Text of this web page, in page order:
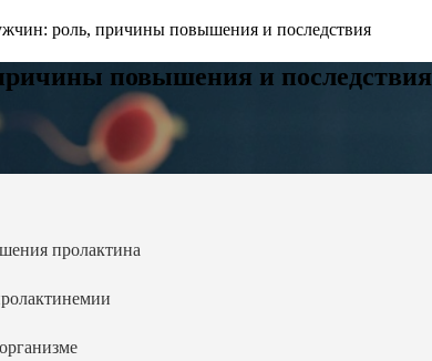
роль, причины повышения и последствия
повышения и последствия
пролактина